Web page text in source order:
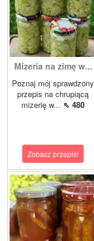
Mizeria na zimę w...
Poznaj mój sprawdzony
przepis na chrupiącą
mizerię w... ⇖ 480
Zobacz przepis!